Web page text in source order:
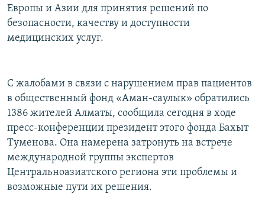
Европы и Азии для принятия решений по
безопасности, качеству и доступности
медицинских услуг.
С жалобами в связи с нарушением прав пациентов
в общественный фонд «Аман-саулык» обратились
1386 жителей Алматы, сообщила сегодня в ходе
пресс-конференции президент этого фонда Бахыт
Туменова. Она намерена затронуть на встрече
международной группы экспертов
Центральноазиатского региона эти проблемы и
возможные пути их решения.